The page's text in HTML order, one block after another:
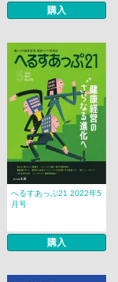
購入
へるすあっぷ21 2022年5
月号
購入